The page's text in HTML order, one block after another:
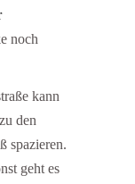
noch
kann
den
spazieren.
geht es